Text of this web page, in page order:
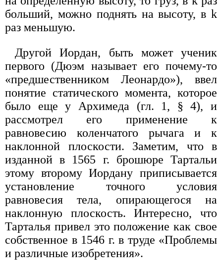
больший, можно поднять на высоту, в k
раз меньшую.
Другой Иордан, быть может ученик
первого (Дюэм называет его почему-то
«предшественником Леонардо»), ввел
понятие статического момента, которое
было еще у Архимеда (гл. 1, § 4), и
рассмотрел его применение к
равновесию коленчатого рычага и к
наклонной плоскости. Заметим, что в
изданной в 1565 г. брошюре Тартальи
этому второму Иордану приписывается
установление точного условия
равновесия тела, опирающегося на
наклонную плоскость. Интересно, что
Тарталья привел это положение как свое
собственное в 1546 г. в труде «Проблемы
и различные изобретения».